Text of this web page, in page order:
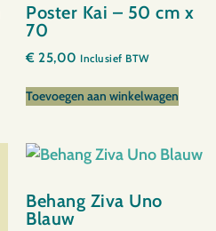
Poster Kai – 50 cm x
70
€ 25,00 Inclusief BTW
Toevoegen aan winkelwagen
Behang Ziva Uno
Blauw